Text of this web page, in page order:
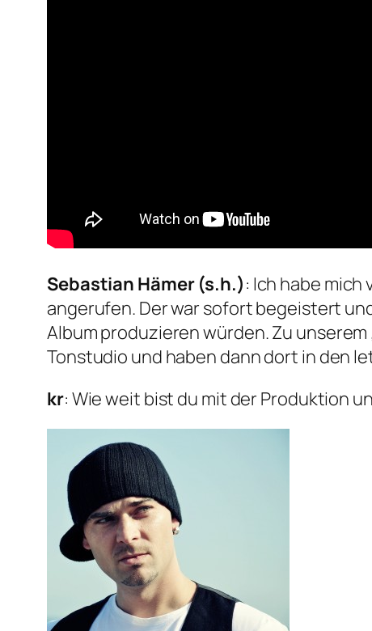
Sebastian Hämer (s.h.): Ich habe
angerufen. Der war sofort begeistert
Album produzieren würden. Zu
Tonstudio und haben dann dort in den
kr: Wie weit bist du mit der Produktion